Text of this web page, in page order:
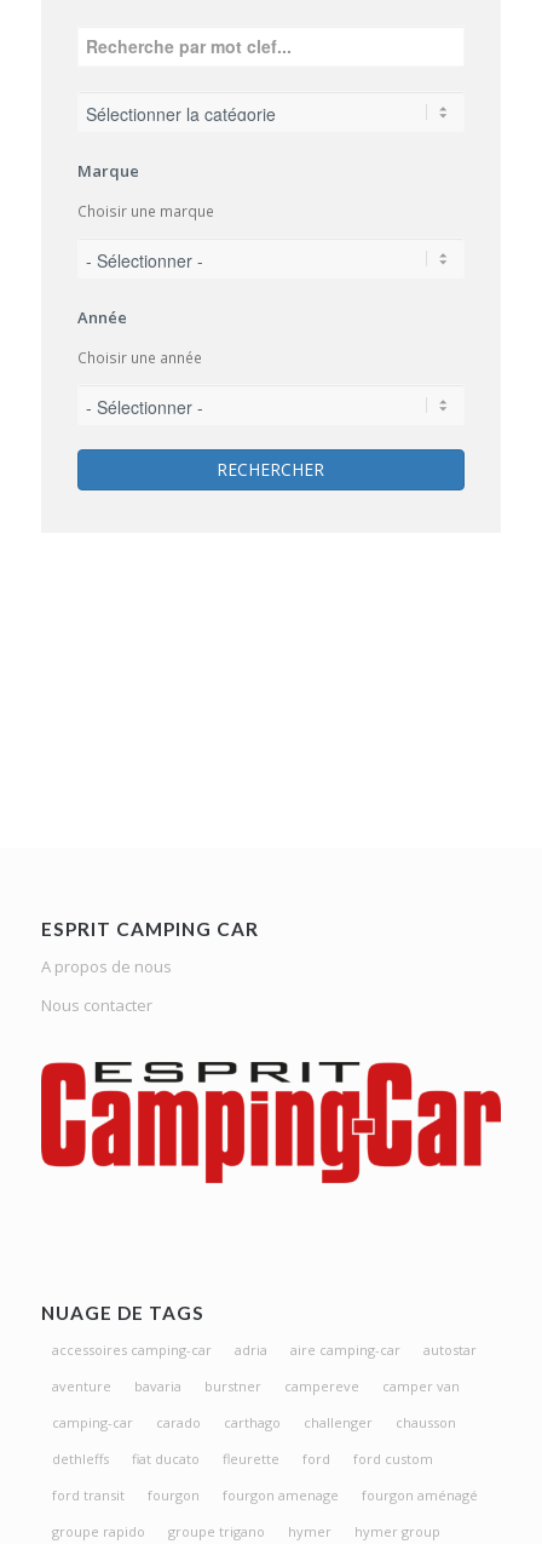
Marque
Choisir une marque
Année
Choisir une année
RECHERCHER
ESPRIT CAMPING CAR
A propos de nous
Nous contacter
NUAGE DE TAGS
accessoires camping-car adria aire camping-car
autostar
aventure
bavaria burstner campereve
camper van
camping-car
carado carthago challenger
chausson
dethleffs
fiat ducato fleurette ford
ford custom
ford transit
fourgon fourgon amenage
fourgon aménagé
groupe rapido
groupe trigano hymer
hymer group